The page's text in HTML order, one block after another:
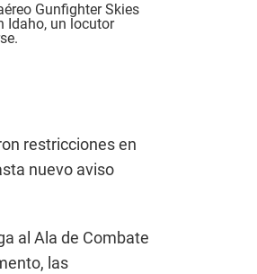
Gunfighter Skies
Idaho, un locutor
restricciones en
nuevo aviso
al Ala de Combate
las